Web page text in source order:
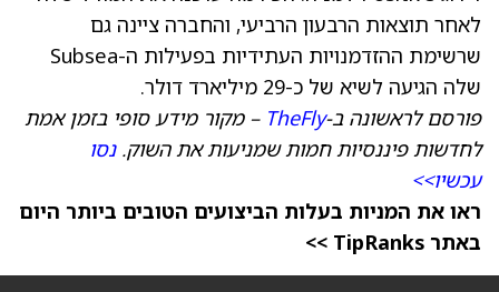
לאחר תוצאות הרבעון הרביעי, והחברה ציינה גם
שרשימת ההזדמנויות העתידיות בפעילות ה-Subsea
שלה הגיעה לשיא של כ-29 מיליארד דולר.
פורסם לראשונה ב-TheFly – מקור מידע סופי בזמן אמת
לחדשות פיננסיות חמות שמניעות את השוק.נסו
עכשיו>>
ראו את המניות בעלות הביצועים הטובים ביותר היום
באתר TipRanks >>